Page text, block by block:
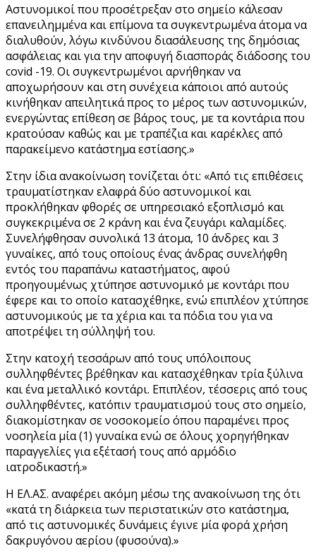
Αστυνομικοί που προσέτρεξαν στο σημείο κάλεσαν
επανειλημμένα και επίμονα τα συγκεντρωμένα άτομα να
διαλυθούν, λόγω κινδύνου διασάλευσης της δημόσιας
ασφάλειας και για την αποφυγή διασποράς διάδοσης του
covid -19. Οι συγκεντρωμένοι αρνήθηκαν να
αποχωρήσουν και στη συνέχεια κάποιοι από αυτούς
κινήθηκαν απειλητικά προς το μέρος των αστυνομικών,
ενεργώντας επίθεση σε βάρος τους, με τα κοντάρια που
κρατούσαν καθώς και με τραπέζια και καρέκλες από
παρακείμενο κατάστημα εστίασης.»
Στην ίδια ανακοίνωση τονίζεται ότι: «Από τις επιθέσεις
τραυματίστηκαν ελαφρά δύο αστυνομικοί και
προκλήθηκαν φθορές σε υπηρεσιακό εξοπλισμό και
συγκεκριμένα σε 2 κράνη και ένα ζευγάρι καλαμίδες.
Συνελήφθησαν συνολικά 13 άτομα, 10 άνδρες και 3
γυναίκες, από τους οποίους ένας άνδρας συνελήφθη
εντός του παραπάνω καταστήματος, αφού
προηγουμένως χτύπησε αστυνομικό με κοντάρι που
έφερε και το οποίο κατασχέθηκε, ενώ επιπλέον χτύπησε
αστυνομικούς με τα χέρια και τα πόδια του για να
αποτρέψει τη σύλληψή του.
Στην κατοχή τεσσάρων από τους υπόλοιπους
συλληφθέντες βρέθηκαν και κατασχέθηκαν τρία ξύλινα
και ένα μεταλλικό κοντάρι. Επιπλέον, τέσσερις από τους
συλληφθέντες, κατόπιν τραυματισμού τους στο σημείο,
διακομίστηκαν σε νοσοκομείο όπου παραμένει προς
νοσηλεία μία (1) γυναίκα ενώ σε όλους χορηγήθηκαν
παραγγελίες για εξέτασή τους από αρμόδιο
ιατροδικαστή.»
Η ΕΛ.ΑΣ. αναφέρει ακόμη μέσω της ανακοίνωση της ότι
«κατά τη διάρκεια των περιστατικών στο κατάστημα,
από τις αστυνομικές δυνάμεις έγινε μία φορά χρήση
δακρυγόνου αερίου (φυσούνα).»